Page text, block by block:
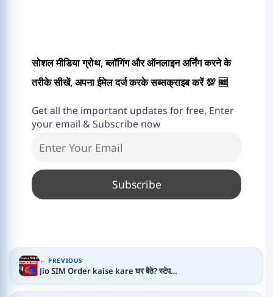
सोशल मीडिया ग्रोथ, ब्लॉगिंग और ऑनलाइन अर्निंग करने के
तरीके सीखें, अपना ईमेल दर्ज करके सब्सक्राइब करें 💯 🆓
Get all the important updates for free, Enter
your email & Subscribe now
← PREVIOUS
Jio SIM Order kaise kare घर बैठे? स्टेप…